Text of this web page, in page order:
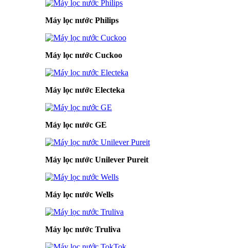
Máy lọc nước Philips
Máy lọc nước Cuckoo
Máy lọc nước Electeka
Máy lọc nước GE
Máy lọc nước Unilever Pureit
Máy lọc nước Wells
Máy lọc nước Truliva